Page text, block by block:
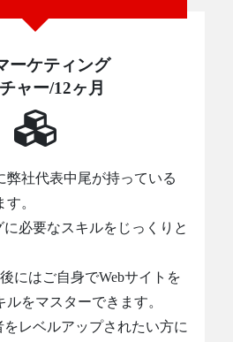
ーケティング
ャー/12ヶ月
弊社代表中尾が持っている
。
に必要なスキルをじっくりと
にはご自身でWebサイトを
をマスターできます。
レベルアップされたい方に